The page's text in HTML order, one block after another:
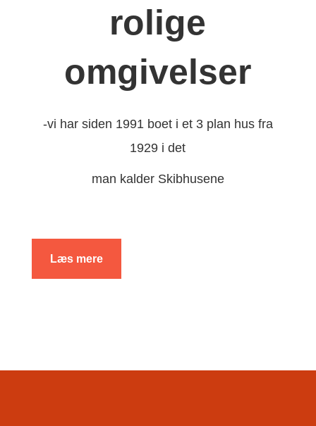
rolige
omgivelser
-vi har siden 1991 boet i et 3 plan hus fra
1929 i det
man kalder Skibhusene
Læs mere